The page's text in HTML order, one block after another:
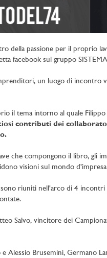
della passione per il proprio
facebook sul gruppo
un luogo di incontro
il tema intorno al quale
contributi dei
che compongono il libro, gli
visioni sul mondo
riuniti nell'arco di 4
Salvo, vincitore dei
Alessio Brusemini, Germano